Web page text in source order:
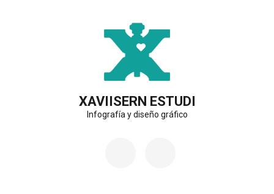
XAVIISERN ESTUDI
Infografía y diseño gráfico